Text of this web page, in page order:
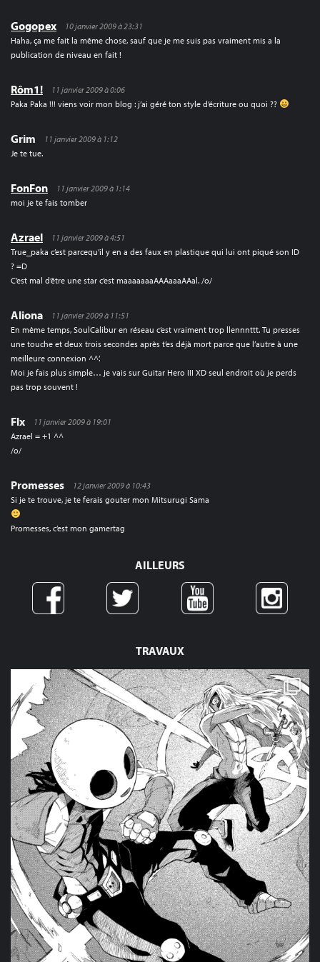
TRAVAUX
Gogopex
10 janvier 2009 à 23:31
Haha, ça me fait la même chose, sauf que je me suis pas vraiment mis a la
publication de niveau en fait !
Rôm1!
11 janvier 2009 à 0:06
Paka Paka !!! viens voir mon blog : j’ai géré ton style d’écriture ou quoi ??
Grim
11 janvier 2009 à 1:12
Je te tue.
FonFon
11 janvier 2009 à 1:14
moi je te fais tomber
Azrael
11 janvier 2009 à 4:51
True_paka c’est parcequ’il y en a des faux en plastique qui lui ont piqué son ID
? =D
C’est mal d’être une star c’est maaaaaaaAAAaaaAAal. /o/
Aliona
11 janvier 2009 à 11:51
En même temps, SoulCalibur en réseau c’est vraiment trop llennnttt. Tu presses
une touche et deux trois secondes après t’es déjà mort parce que l’autre à une
meilleure connexion ^^’.
Moi je fais plus simple… je vais sur Guitar Hero III XD seul endroit où je perds
pas trop souvent !
Flx
11 janvier 2009 à 19:01
Azrael = +1 ^^
/o/
Promesses
12 janvier 2009 à 10:43
Si je te trouve, je te ferais gouter mon Mitsurugi Sama
Promesses, c’est mon gamertag
AILLEURS